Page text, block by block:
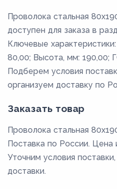
Проволока стальная
доступен для заказа в
Ключевые
80,00; Высота, мм: 190,00;
Подберем условия
организуем доставку по
Заказать товар
Проволока стальная
Поставка по России. Цена
Уточним условия
доставки.